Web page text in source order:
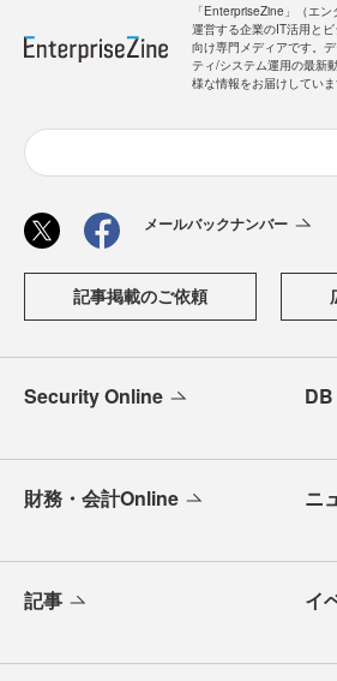
「EnterpriseZine」（エ
運営する企業のIT活用と
向け専門メディアです。
ティ/システム運用の最新
様な情報をお届けしていま
メールバックナンバー
記事掲載のご依頼
Security Online
財務・会計Online ニ
記事 イ